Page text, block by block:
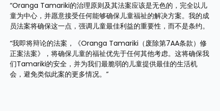
“Oranga Tamariki的治理原则及其法案应该是无色的，完全以儿
童为中心，并愿意接受任何能够确保儿童福祉的解决方案。我的成
员法案将确保这一点，强调儿童最佳利益的重要性，而不是条约。
“我即将辩论的法案，《Oranga Tamariki（废除第7AA条款）修
正案法案》，将确保儿童的福祉优先于任何其他考虑。这将确保我
们Tamariki的安全，并为我们最脆弱的儿童提供最佳的生活机
会，避免类似此案的更多情况。”